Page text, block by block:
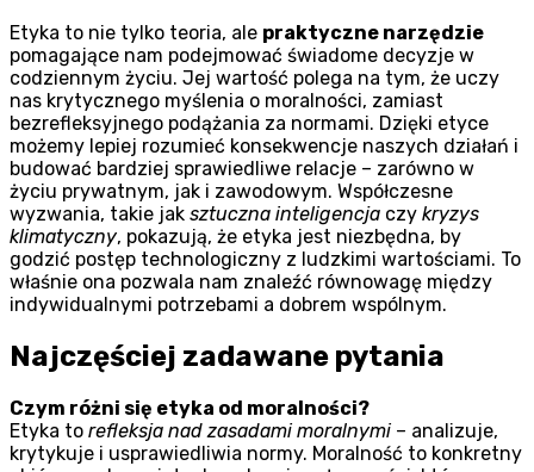
Etyka to nie tylko teoria, ale praktyczne narzędzie
pomagające nam podejmować świadome decyzje w
codziennym życiu. Jej wartość polega na tym, że uczy
nas krytycznego myślenia o moralności, zamiast
bezrefleksyjnego podążania za normami. Dzięki etyce
możemy lepiej rozumieć konsekwencje naszych działań i
budować bardziej sprawiedliwe relacje – zarówno w
życiu prywatnym, jak i zawodowym. Współczesne
wyzwania, takie jak sztuczna inteligencja czy kryzys
klimatyczny, pokazują, że etyka jest niezbędna, by
godzić postęp technologiczny z ludzkimi wartościami. To
właśnie ona pozwala nam znaleźć równowagę między
indywidualnymi potrzebami a dobrem wspólnym.
Najczęściej zadawane pytania
Czym różni się etyka od moralności?
Etyka to refleksja nad zasadami moralnymi – analizuje,
krytykuje i usprawiedliwia normy. Moralność to konkretny